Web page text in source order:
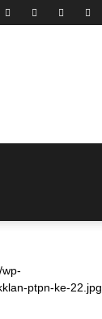
ptpn-ke-22.jpg